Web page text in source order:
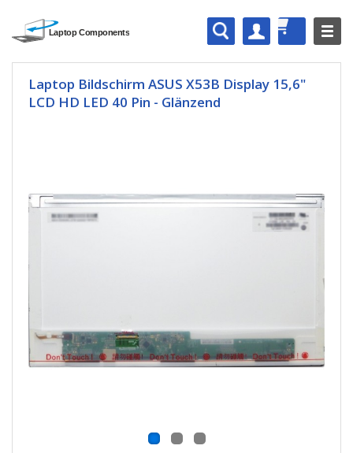
Laptop Bildschirm ASUS X53B Display 15,6"
LCD HD LED 40 Pin - Glänzend